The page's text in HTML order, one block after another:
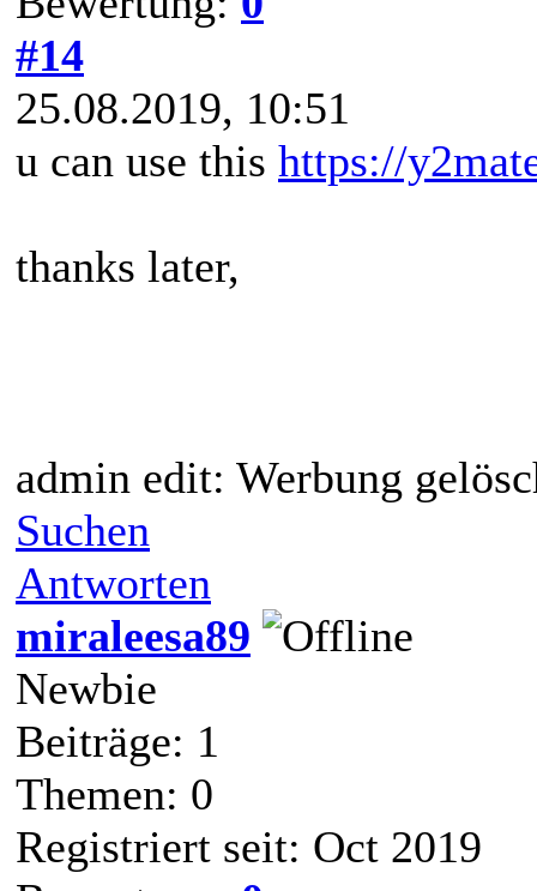
#14
25.08.2019, 10:51
u can use this https://
thanks later,
admin edit: Werbung
Suchen
Antworten
miraleesa89
Newbie
Beiträge: 1
Themen: 0
Registriert seit: Oct 2019